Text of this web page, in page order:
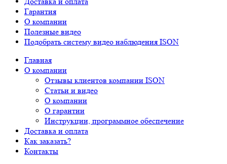
Гарантия
О компании
Полезные видео
Подобрать систему видео наблюдения ISON
Главная
О компании
Отзывы клиентов компании ISON
Статьи и видео
О компании
О гарантии
Инструкции, программное обеспечение
Доставка и оплата
Как заказать?
Контакты